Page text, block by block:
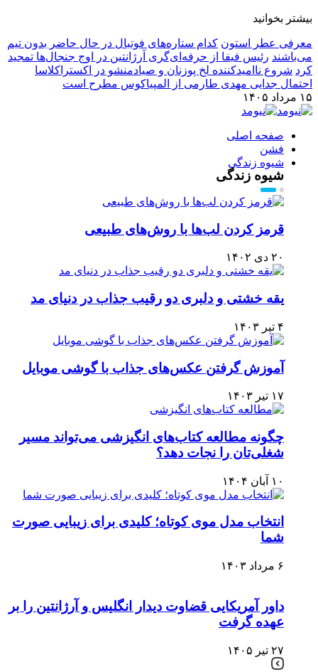
بیشتر بخوانید
معرفی عطر استون کدام ستاره‌های فوتبال در حال حاضر بدون تیم
می‌باشند رئیس فیفا از حرفه‌ای‌گری آرژانتین در اوج جنجال‌ها تمجید
کرد شروع ناامیدکننده لخ پوزنان و صیادمنشو در اکستراکلاسا
احتمال جدایی مهدی طارمی از المپیاکوس مطرح است
۱۵ مرداد ۱۴۰۵
صفحه اصلی
فشن
شیوه زندگی
شیوه زندگی
قرمز کردن لب‌ها با روش‌های طبیعی
۲۰ دی ۱۴۰۲
یقه خشتی و دلبری دو رقیب جذاب در دنیای مد
۴ تیر ۱۴۰۳
آموزش گرفتن عکس‌های جذاب با گوشی موبایل
۱۷ تیر ۱۴۰۳
چگونه مطالعه کتاب‌های انگیزشی می‌تواند مسیر
شغلی‌تان را نجات دهد؟
۱۰ آبان ۱۴۰۴
انتخاب مدل موی کوتاه؛ کلیدی برای زیبایی صورت
شما
۶ مرداد ۱۴۰۳
داور آمریکایی قضاوت دیدار انگلیس و آرژانتین را بر
عهده گرفت
۲۷ تیر ۱۴۰۵